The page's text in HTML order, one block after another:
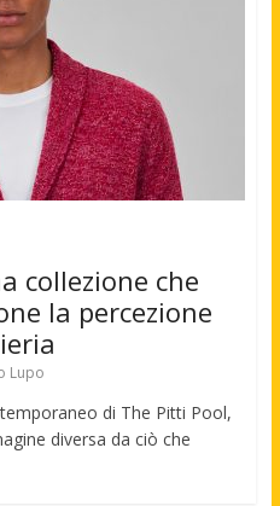
collezione che
la percezione
Lupo
di The Pitti Pool,
diversa da ciò che